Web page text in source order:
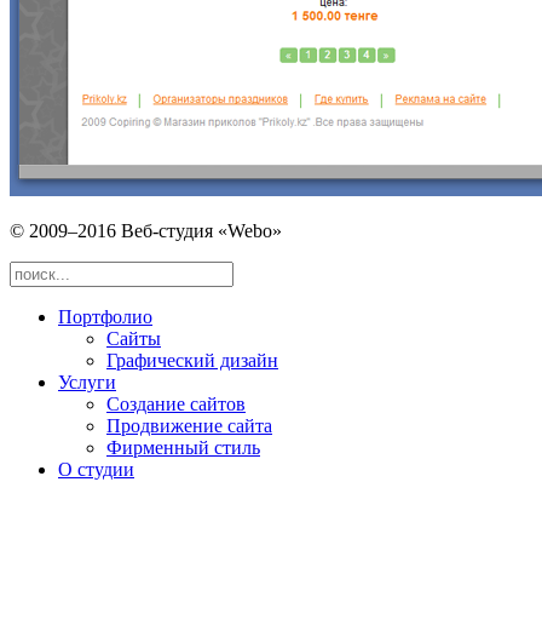
© 2009–2016 Веб-студия «Webo»
Портфолио
Сайты
Графический дизайн
Услуги
Создание сайтов
Продвижение сайта
Фирменный стиль
О студии